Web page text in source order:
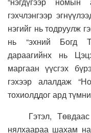
гэхчлэнгээр
нэгийг нь тодруулж
нь “эхний Богд
дараагийнх нь
маргаан үүсгэх
гэхээр алалдаж
тохиолддог ард
Гэтэл, Төвдаас
нялхаараа шахам